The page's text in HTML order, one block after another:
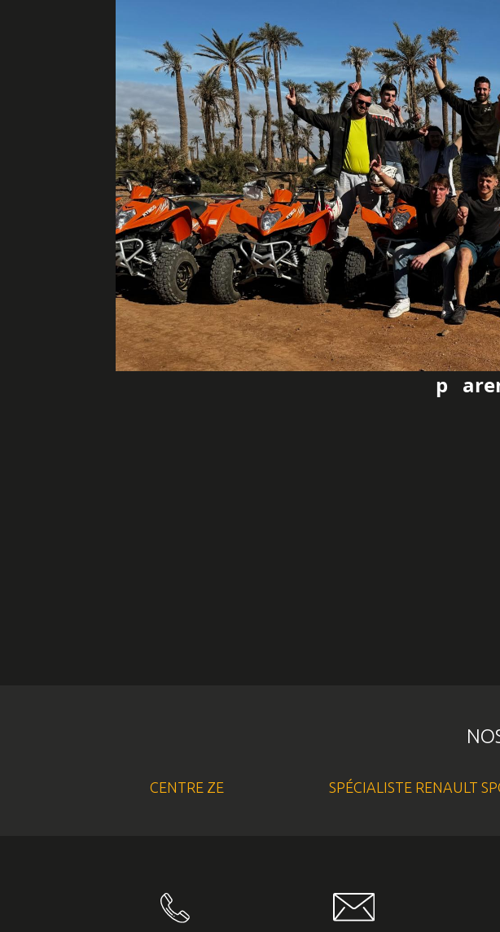
p
CENTRE ZE SPÉCIALISTE RENAULT